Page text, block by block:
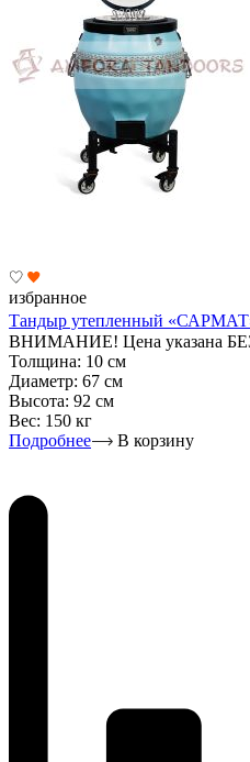
избранное
Тандыр утепленный
ВНИМАНИЕ! Цена указана БЕЗ
Толщина: 10 см
Диаметр: 67 см
Высота: 92 см
Вес: 150 кг
Подробнее
В корзину